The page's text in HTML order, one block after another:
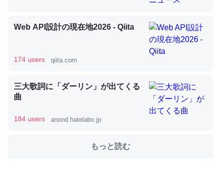
ジになったり努力してるし。
ウチもEchoを実家に置いて４年。でたまに覗いてる。ぼ
位置情報を共有してる。電池残量や充電中かが分かるので
Web API設計の現在地2026 - Qiita
174 users qiita.com
三大歌詞に「ダーリン」が出てくる
曲
184 users anond.hatelabo.jp
もっと読む